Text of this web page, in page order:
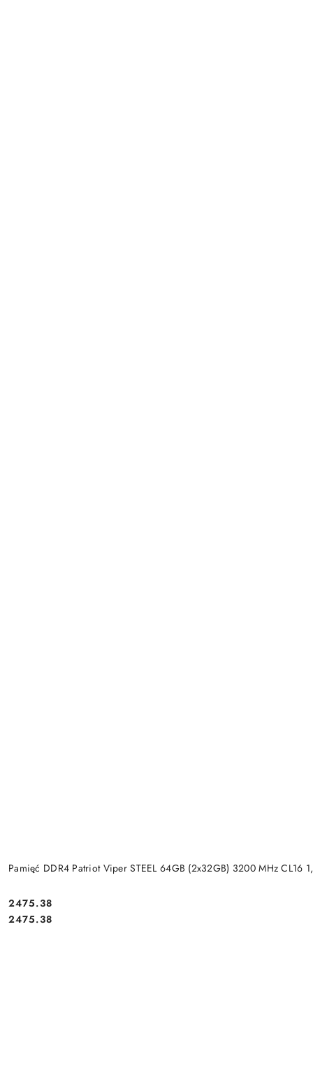
Pamięć DDR4 Patriot Viper STEEL 64GB (2x32GB) 3200 MHz CL16
Cena:
2475.38
Cena:
2475.38